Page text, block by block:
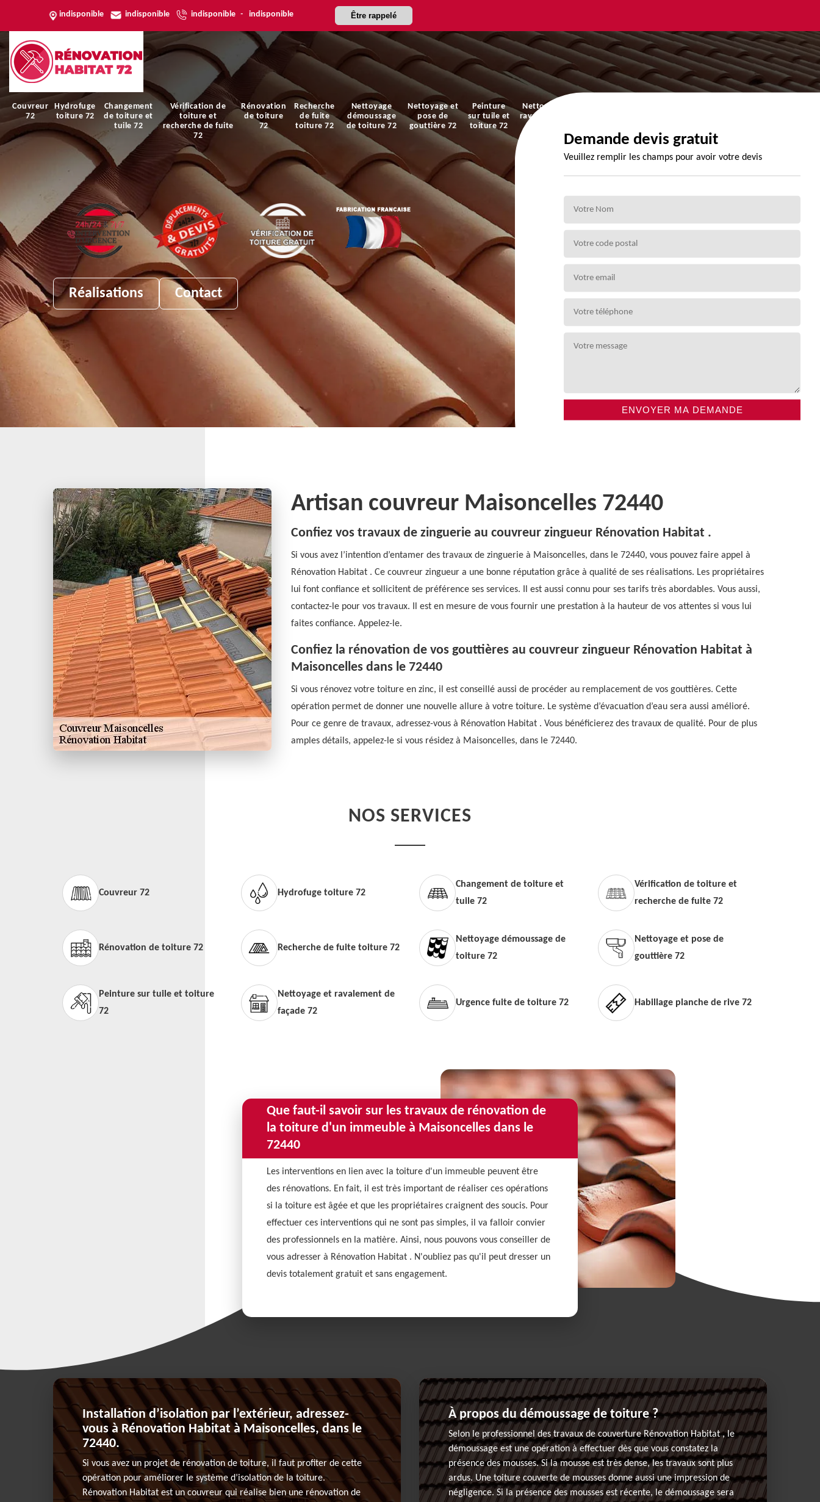
indisponible indisponible indisponible - indisponible Être rappelé
Couvreur
72
Hydrofuge
toiture 72
Changement
de toiture et
tuile 72
Vérification de
toiture et
recherche de fuite
72
Rénovation
de toiture
72
Recherche
de fuite
toiture 72
Nettoyage
démoussage
de toiture 72
Nettoyage et
pose de
gouttière 72
Peinture
sur tuile et
toiture 72
Nettoyage et
ravalement de
Réalisations Contact
Demande devis gratuit
Veuillez remplir les champs pour avoir votre devis
Artisan couvreur Maisoncelles 72440
Confiez vos travaux de zinguerie au couvreur zingueur Rénovation Habitat .
Si vous avez l’intention d’entamer des travaux de zinguerie à Maisoncelles, dans le 72440, vous pouvez faire appel à
Rénovation Habitat . Ce couvreur zingueur a une bonne réputation grâce à qualité de ses réalisations. Les propriétaires
lui font confiance et sollicitent de préférence ses services. Il est aussi connu pour ses tarifs très abordables. Vous aussi,
contactez-le pour vos travaux. Il est en mesure de vous fournir une prestation à la hauteur de vos attentes si vous lui
faites confiance. Appelez-le.
Confiez la rénovation de vos gouttières au couvreur zingueur Rénovation Habitat à
Maisoncelles dans le 72440
Si vous rénovez votre toiture en zinc, il est conseillé aussi de procéder au remplacement de vos gouttières. Cette
opération permet de donner une nouvelle allure à votre toiture. Le système d’évacuation d’eau sera aussi amélioré.
Pour ce genre de travaux, adressez-vous à Rénovation Habitat . Vous bénéficierez des travaux de qualité. Pour de plus
amples détails, appelez-le si vous résidez à Maisoncelles, dans le 72440.
NOS SERVICES
Couvreur 72 Hydrofuge toiture 72
Changement de toiture et
tuile 72
Vérification de toiture et
recherche de fuite 72
Rénovation de toiture 72 Recherche de fuite toiture 72
Nettoyage démoussage de
toiture 72
Nettoyage et pose de
gouttière 72
Peinture sur tuile et toiture
72
Nettoyage et ravalement de
façade 72
Urgence fuite de toiture 72 Habillage planche de rive 72
Que faut-il savoir sur les travaux de rénovation de
la toiture d'un immeuble à Maisoncelles dans le
72440
Les interventions en lien avec la toiture d'un immeuble peuvent être
des rénovations. En fait, il est très important de réaliser ces opérations
si la toiture est âgée et que les propriétaires craignent des soucis. Pour
effectuer ces interventions qui ne sont pas simples, il va falloir convier
des professionnels en la matière. Ainsi, nous pouvons vous conseiller de
vous adresser à Rénovation Habitat . N'oubliez pas qu'il peut dresser un
devis totalement gratuit et sans engagement.
Installation d’isolation par l’extérieur, adressez-
vous à Rénovation Habitat à Maisoncelles, dans le
72440.
Si vous avez un projet de rénovation de toiture, il faut profiter de cette
opération pour améliorer le système d’isolation de la toiture.
Rénovation Habitat est un couvreur qui réalise bien une rénovation de
À propos du démoussage de toiture ?
Selon le professionnel des travaux de couverture Rénovation Habitat , le
démoussage est une opération à effectuer dès que vous constatez la
présence des mousses. Si la mousse est très dense, les travaux sont plus
ardus. Une toiture couverte de mousses donne aussi une impression de
négligence. Si la présence des mousses est récente, le démoussage sera